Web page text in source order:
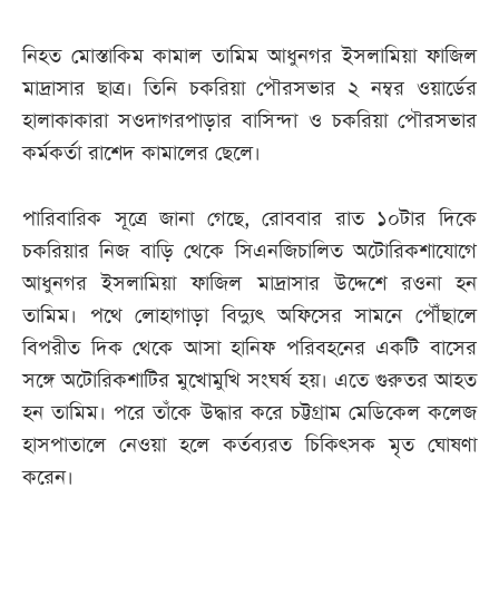
নিহত মোস্তাকিম কামাল তামিম আধুনগর ইসলামিয়া ফাজিল
মাদ্রাসার ছাত্র। তিনি চকরিয়া পৌরসভার ২ নম্বর ওয়ার্ডের
হালাকাকারা সওদাগরপাড়ার বাসিন্দা ও চকরিয়া পৌরসভার
কর্মকর্তা রাশেদ কামালের ছেলে।
পারিবারিক সূত্রে জানা গেছে, রোববার রাত ১০টার দিকে
চকরিয়ার নিজ বাড়ি থেকে সিএনজিচালিত অটোরিকশাযোগে
আধুনগর ইসলামিয়া ফাজিল মাদ্রাসার উদ্দেশে রওনা হন
তামিম। পথে লোহাগাড়া বিদ্যুৎ অফিসের সামনে পৌঁছালে
বিপরীত দিক থেকে আসা হানিফ পরিবহনের একটি বাসের
সঙ্গে অটোরিকশাটির মুখোমুখি সংঘর্ষ হয়। এতে গুরুতর আহত
হন তামিম। পরে তাঁকে উদ্ধার করে চট্টগ্রাম মেডিকেল কলেজ
হাসপাতালে নেওয়া হলে কর্তব্যরত চিকিৎসক মৃত ঘোষণা
করেন।